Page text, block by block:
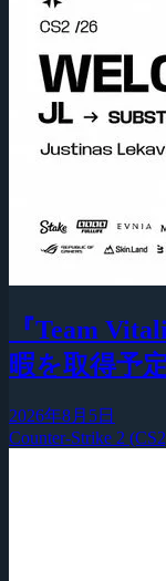
『Team
暇を取得予
2026年8月5日
Counter-Strike 2